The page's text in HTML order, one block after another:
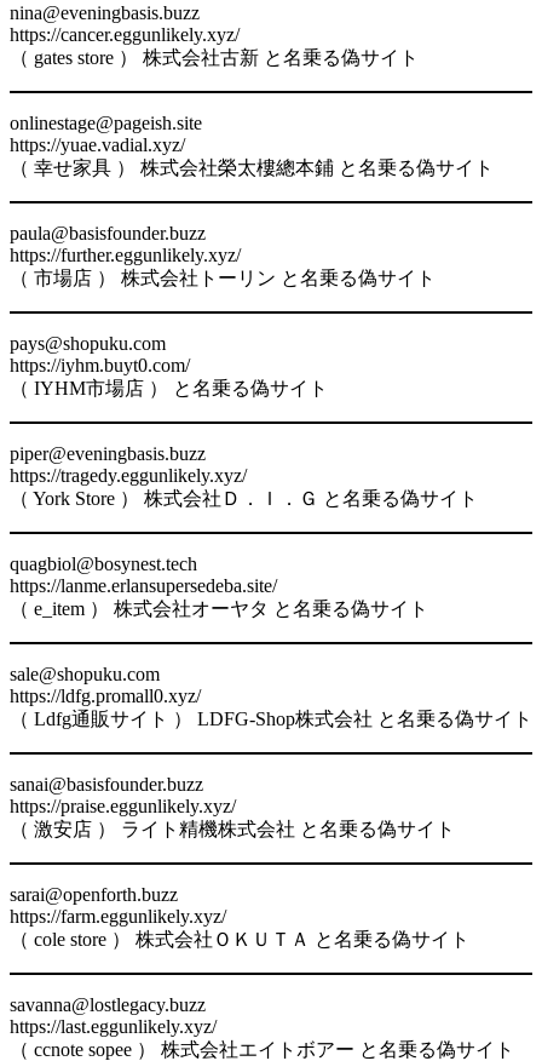
nina@eveningbasis.buzz
https://cancer.eggunlikely.xyz/
（ gates store ） 株式会社古新 と名乗る偽サイト
onlinestage@pageish.site
https://yuae.vadial.xyz/
（ 幸せ家具 ） 株式会社榮太樓總本鋪 と名乗る偽サイト
paula@basisfounder.buzz
https://further.eggunlikely.xyz/
（ 市場店 ） 株式会社トーリン と名乗る偽サイト
pays@shopuku.com
https://iyhm.buyt0.com/
（ IYHM市場店 ） と名乗る偽サイト
piper@eveningbasis.buzz
https://tragedy.eggunlikely.xyz/
（ York Store ） 株式会社Ｄ．Ｉ．Ｇ と名乗る偽サイト
quagbiol@bosynest.tech
https://lanme.erlansupersedeba.site/
（ e_item ） 株式会社オーヤタ と名乗る偽サイト
sale@shopuku.com
https://ldfg.promall0.xyz/
（ Ldfg通販サイト ） LDFG-Shop株式会社 と名乗る偽サイト
sanai@basisfounder.buzz
https://praise.eggunlikely.xyz/
（ 激安店 ） ライト精機株式会社 と名乗る偽サイト
sarai@openforth.buzz
https://farm.eggunlikely.xyz/
（ cole store ） 株式会社ＯＫＵＴＡ と名乗る偽サイト
savanna@lostlegacy.buzz
https://last.eggunlikely.xyz/
（ ccnote sopee ） 株式会社エイトボアー と名乗る偽サイト